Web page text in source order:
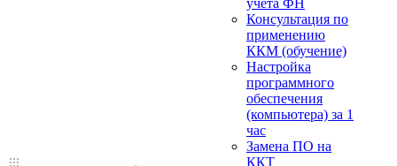
учета ФН
Консультация по
применению
ККМ (обучение)
Настройка
программного
обеспечения
(компьютера) за 1
час
Замена ПО на
ККТ